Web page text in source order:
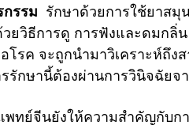
รรม รักษาด้วยการใช้ยาสมุ
ยวิธีการดู การฟังและดมกลิ่
โรค จะถูกนำมาวิเคราะห์ถึง
รรักษานี้ต้องผ่านการวินิจฉั
พทย์จีนยังให้ความสำคัญกับก